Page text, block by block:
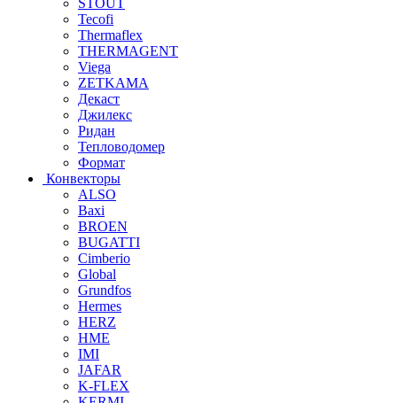
Tecofi
Thermaflex
THERMAGENT
Viega
ZETKAMA
Декаст
Джилекс
Ридан
Тепловодомер
Формат
Конвекторы
ALSO
Baxi
BROEN
BUGATTI
Cimberio
Global
Grundfos
Hermes
HERZ
HME
IMI
JAFAR
K-FLEX